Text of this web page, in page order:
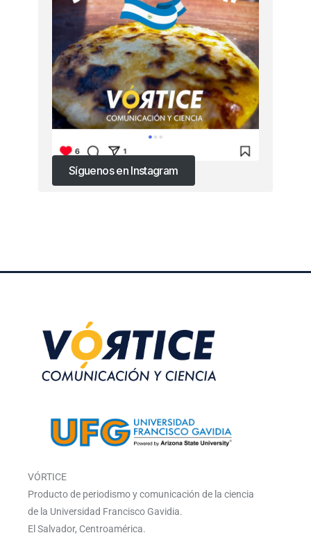
Síguenos en Instagram
VÓRTICE
Producto de periodismo y comunicación de la ciencia
de la Universidad Francisco Gavidia.
El Salvador, Centroamérica.